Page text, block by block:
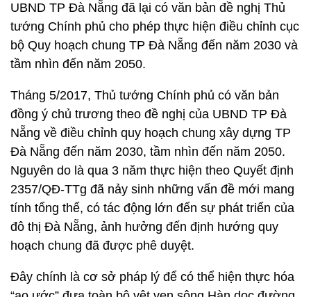
UBND TP Đà Nẵng đã lại có văn bản đề nghị Thủ
tướng Chính phủ cho phép thực hiện điều chỉnh cục
bộ Quy hoạch chung TP Đà Nẵng đến năm 2030 và
tầm nhìn đến năm 2050.
Tháng 5/2017, Thủ tướng Chính phủ có văn bản
đồng ý chủ trương theo đề nghị của UBND TP Đà
Nẵng về điều chỉnh quy hoạch chung xây dựng TP
Đà Nẵng đến năm 2030, tầm nhìn đến năm 2050.
Nguyên do là qua 3 năm thực hiện theo Quyết định
2357/QĐ-TTg đã nảy sinh những vấn đề mới mang
tính tổng thể, có tác động lớn đến sự phát triển của
đô thị Đà Nẵng, ảnh hưởng đến định hướng quy
hoạch chung đã được phê duyệt.
Đây chính là cơ sở pháp lý để có thể hiện thực hóa